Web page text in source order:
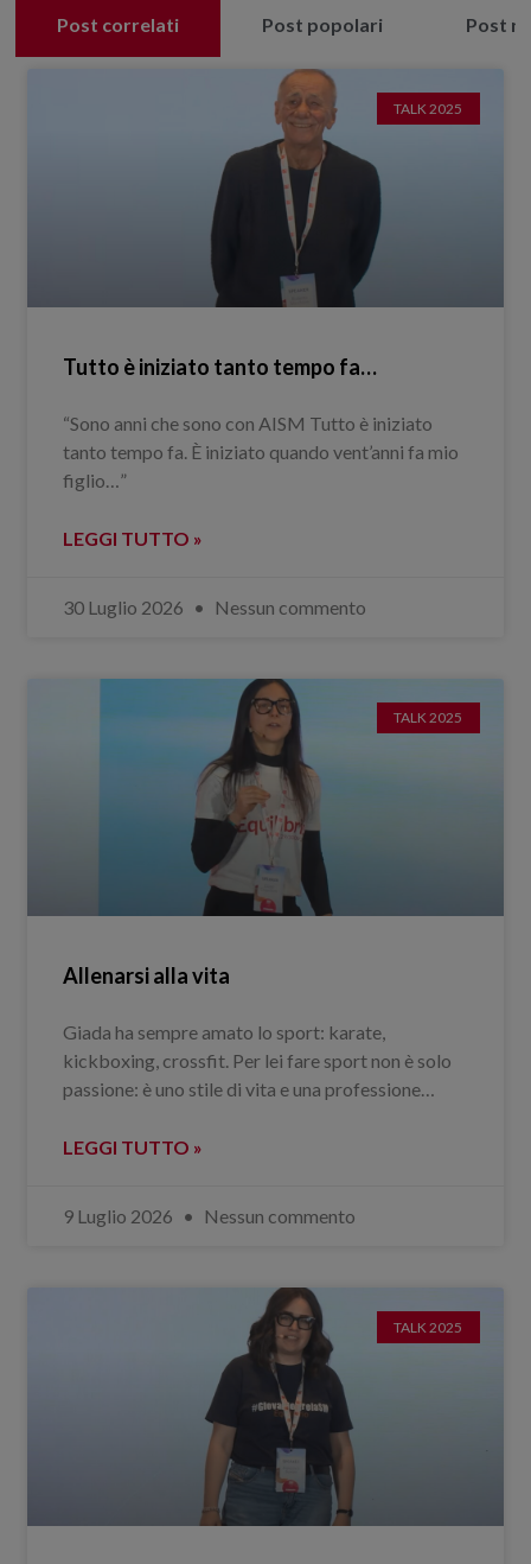
Post correlati Post popolari Post
TALK 2025
Tutto è iniziato tanto tempo fa…
“Sono anni che sono con AISM Tutto è iniziato
tanto tempo fa. È iniziato quando vent’anni fa mio
figlio…”
LEGGI TUTTO »
30 Luglio 2026 Nessun commento
TALK 2025
Allenarsi alla vita
Giada ha sempre amato lo sport: karate,
kickboxing, crossfit. Per lei fare sport non è solo
passione: è uno stile di vita e una professione…
LEGGI TUTTO »
9 Luglio 2026 Nessun commento
TALK 2025